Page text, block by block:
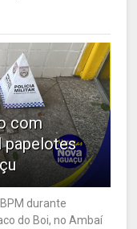
com
papelotes
durante
do Boi, no Ambaí